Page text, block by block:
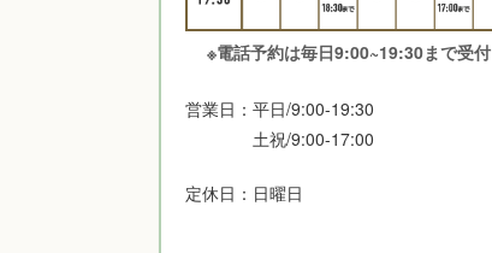
※電話予約は毎日9:00~19:30まで受付
営業日：平日/9:00-19:30
土祝/9:00-17:00
定休日：日曜日